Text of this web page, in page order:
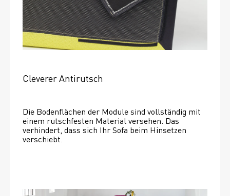
Cleverer Antirutsch
Die Bodenflächen der Module sind vollständig mit
einem rutschfesten Material versehen. Das
verhindert, dass sich Ihr Sofa beim Hinsetzen
verschiebt.